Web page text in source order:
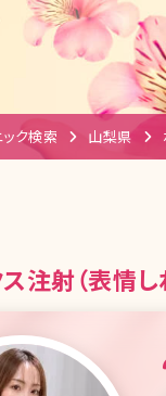
ック検索 山梨県
注射（表情